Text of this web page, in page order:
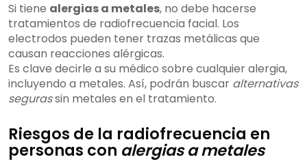
Si tiene alergias a metales, no debe hacerse
tratamientos de radiofrecuencia facial. Los
electrodos pueden tener trazas metálicas que
causan reacciones alérgicas.
Es clave decirle a su médico sobre cualquier alergia,
incluyendo a metales. Así, podrán buscar alternativas
segurassin metales en el tratamiento.
Riesgos de la radiofrecuencia en
personas con alergias a metales